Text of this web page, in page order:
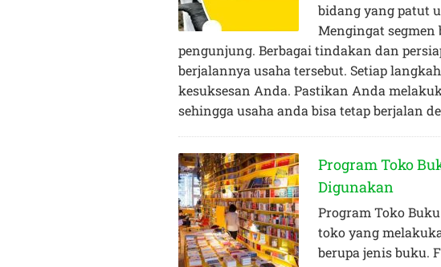
bidang yang patut
Mengingat
pengunjung. Berbagai tindakan dan
berjalannya usaha tersebut. Setiap
kesuksesan Anda. Pastikan Anda
sehingga usaha anda bisa tetap berjalan
Program Toko
Digunakan
Program Toko
toko yang
berupa jenis buku.